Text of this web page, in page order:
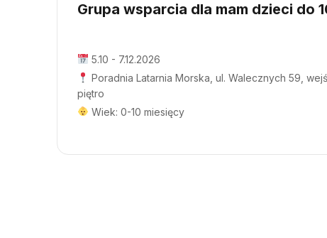
Grupa wsparcia dla mam dzieci do
5.10 - 7.12.2026
Poradnia Latarnia Morska, ul. Walecznych 59,
piętro
Wiek: 0-10 miesięcy